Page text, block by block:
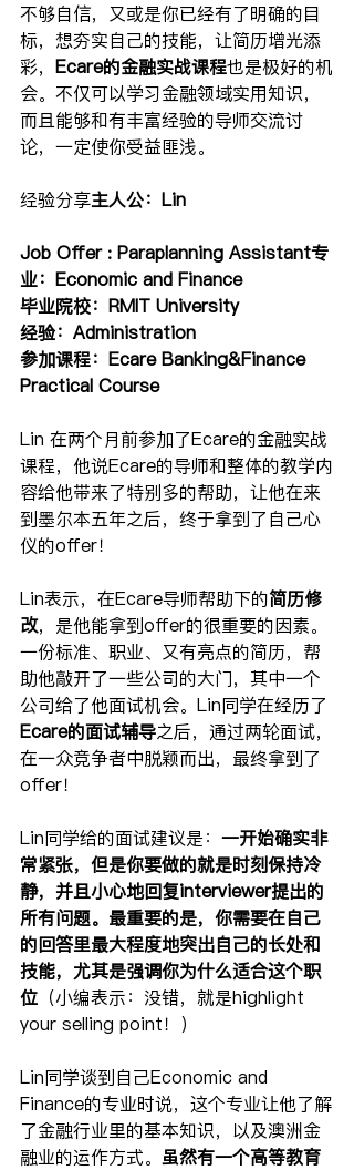
不够自信，又或是你已经有了明确的目
标，想夯实自己的技能，让简历增光添
彩， Ecare的金融实战课程也是极好的机
会。不仅可以学习金融领域实用知识，
而且能够和有丰富经验的导师交流讨
论，一定使你受益匪浅。
经验分享主人公：Lin
Job Offer : Paraplanning Assistant专
业：Economic and Finance
毕业院校：RMIT University
经验：Administration
参加课程：Ecare Banking&Finance
Practical Course
Lin 在两个月前参加了Ecare的金融实战
课程，他说Ecare的导师和整体的教学内
容给他带来了特别多的帮助，让他在来
到墨尔本五年之后，终于拿到了自己心
仪的offer！
Lin表示，在Ecare导师帮助下的简历修
改，是他能拿到offer的很重要的因素。
一份标准、职业、又有亮点的简历，帮
助他敲开了一些公司的大门，其中一个
公司给了他面试机会。Lin同学在经历了
Ecare的面试辅导之后，通过两轮面试，
在一众竞争者中脱颖而出，最终拿到了
offer！
Lin同学给的面试建议是： 一开始确实非
常紧张，但是你要做的就是时刻保持冷
静，并且小心地回复interviewer提出的
所有问题。最重要的是，你需要在自己
的回答里最大程度地突出自己的长处和
技能，尤其是强调你为什么适合这个职
位 （小编表示：没错，就是highlight
your selling point！）
Lin同学谈到自己Economic and
Finance的专业时说，这个专业让他了解
了金融行业里的基本知识，以及澳洲金
融业的运作方式。 虽然有一个高等教育